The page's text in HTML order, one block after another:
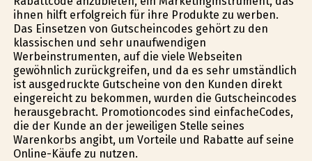
ihnen hilft erfolgreich für ihre Produkte zu werben.
Das Einsetzen von Gutscheincodes gehört zu den
klassischen und sehr unaufwendigen
Werbeinstrumenten, auf die viele Webseiten
gewöhnlich zurückgreifen, und da es sehr umständlich
ist ausgedruckte Gutscheine von den Kunden direkt
eingereicht zu bekommen, wurden die Gutscheincodes
herausgebracht. Promotioncodes sind einfacheCodes,
die der Kunde an der jeweiligen Stelle seines
Warenkorbs angibt, um Vorteile und Rabatte auf seine
Online-Käufe zu nutzen.